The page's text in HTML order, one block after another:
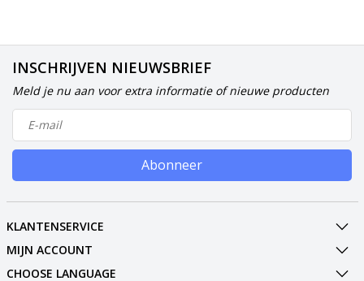
INSCHRIJVEN NIEUWSBRIEF
Meld je nu aan voor extra informatie of nieuwe producten
Abonneer
KLANTENSERVICE
MIJN ACCOUNT
CHOOSE LANGUAGE